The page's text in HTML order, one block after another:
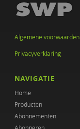
Algemene voorwaarden
Privacyverklaring
NAVIGATIE
Home
Producten
Abonnementen